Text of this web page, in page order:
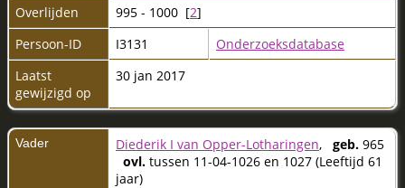
Overlijden
995 - 1000 [2]
Persoon-ID
I3131
Onderzoeksdatabase
Laatst
gewijzigd op
30 jan 2017
Vader Diederik I van Opper-Lotharingen, geb. 965
ovl. tussen 11-04-1026 en 1027 (Leeftijd 61
jaar)